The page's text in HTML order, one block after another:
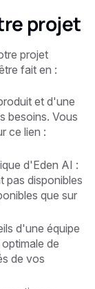
projet
projet
fait en :
et d'une
besoins. Vous
ce lien :
d'Eden AI :
pas disponibles
que sur
d'une équipe
de
de vos